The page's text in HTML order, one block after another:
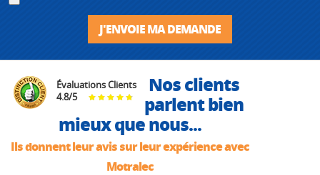
J'ENVOIE MA DEMANDE
Évaluations Clients
4.8/5
Nos clients
parlent bien
mieux que nous...
Ils donnent leur avis sur leur expérience avec
Motralec